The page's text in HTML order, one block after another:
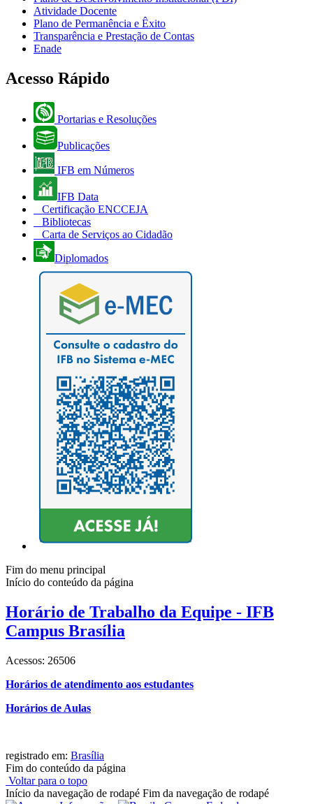
Atividade Docente
Plano de Permanência e Êxito
Transparência e Prestação de Contas
Enade
Acesso Rápido
Portarias e Resoluções
Publicações
IFB em Números
IFB Data
Certificação ENCCEJA
Bibliotecas
Carta de Serviços ao Cidadão
Diplomados
Fim do menu principal
Início do conteúdo da página
Horário de Trabalho da Equipe - IFB
Campus Brasília
Acessos: 26506
Horários de atendimento aos estudantes
Horários de Aulas
registrado em: Brasília
Fim do conteúdo da página
Voltar para o topo
Início da navegação de rodapé Fim da navegação de rodapé